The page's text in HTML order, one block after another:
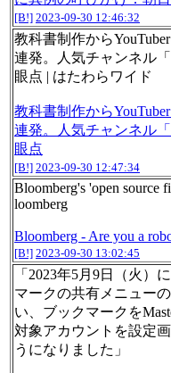
[B!] 2023-09-30 12:46:32
教科書制作から
連発。人気チャンネル
眼点 | はたわらワイド
教科書制作から
連発。人気チャンネル
眼点
[B!] 2023-09-30 12:47:34
Bloomberg's 'open source
loomberg
Bloomberg - Are you a
[B!] 2023-09-30 13:02:45
「2023年5月9日（火）
マークの共有メニュー
い、ブックマークを
対象アカウントを設定
うになりました」